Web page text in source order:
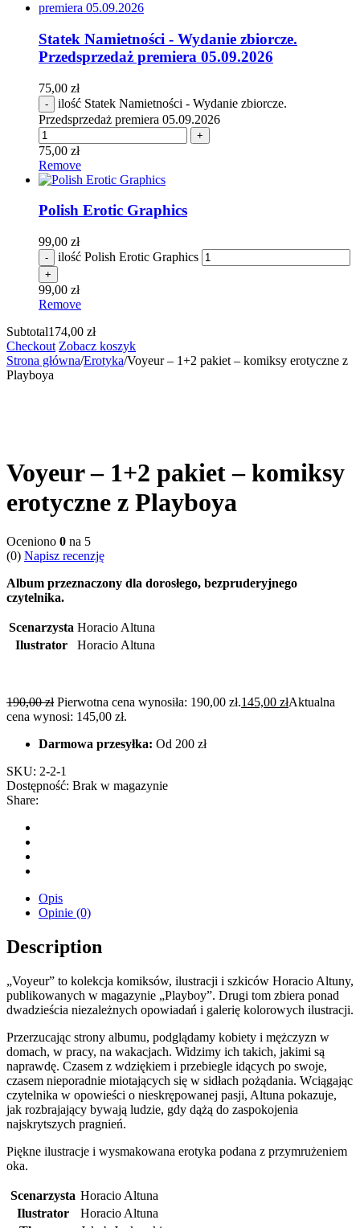
Statek Namietności - Wydanie zbiorcze.
Przedsprzedaż premiera 05.09.2026
75,00 zł
ilość Statek Namietności - Wydanie zbiorcze.
Przedsprzedaż premiera 05.09.2026
75,00 zł
Remove
Polish Erotic Graphics
99,00 zł
ilość Polish Erotic Graphics
99,00 zł
Remove
Subtotal174,00 zł
Checkout Zobacz koszyk
Strona główna/Erotyka/Voyeur – 1+2 pakiet – komiksy erotyczne z
Playboya
Voyeur – 1+2 pakiet – komiksy
erotyczne z Playboya
Oceniono 0 na 5
(0) Napisz recenzję
Album przeznaczony dla dorosłego, bezpruderyjnego
czytelnika.
Scenarzysta Horacio Altuna
Ilustrator
Horacio Altuna
190,00zł Pierwotna cena wynosiła: 190,00 zł.145,00 złAktualna
cena wynosi: 145,00 zł.
Darmowa przesyłka: Od 200 zł
SKU: 2-2-1
Dostępność: Brak w magazynie
Share:
Opis
Opinie (0)
Description
„Voyeur” to kolekcja komiksów, ilustracji i szkiców Horacio Altuny,
publikowanych w magazynie „Playboy”. Drugi tom zbiera ponad
dwadzieścia niezależnych opowiadań i galerię kolorowych ilustracji.
Przerzucając strony albumu, podglądamy kobiety i mężczyzn w
domach, w pracy, na wakacjach. Widzimy ich takich, jakimi są
naprawdę. Czasem z wdziękiem i przebiegle idących po swoje,
czasem nieporadnie miotających się w sidłach pożądania. Wciągając
czytelnika w opowieści o nieskrępowanej pasji, Altuna pokazuje,
jak rozbrajający bywają ludzie, gdy dążą do zaspokojenia
najskrytszych pragnień.
Piękne ilustracje i wysmakowana erotyka podana z przymrużeniem
oka.
Scenarzysta Horacio Altuna
Ilustrator
Horacio Altuna